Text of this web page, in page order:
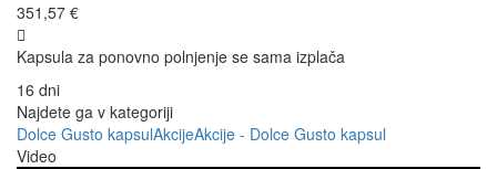
351,57 €
Kapsula za ponovno polnjenje se sama izplača
16 dni
Najdete ga v kategoriji
Dolce Gusto kapsulAkcijeAkcije - Dolce Gusto kapsul
Video